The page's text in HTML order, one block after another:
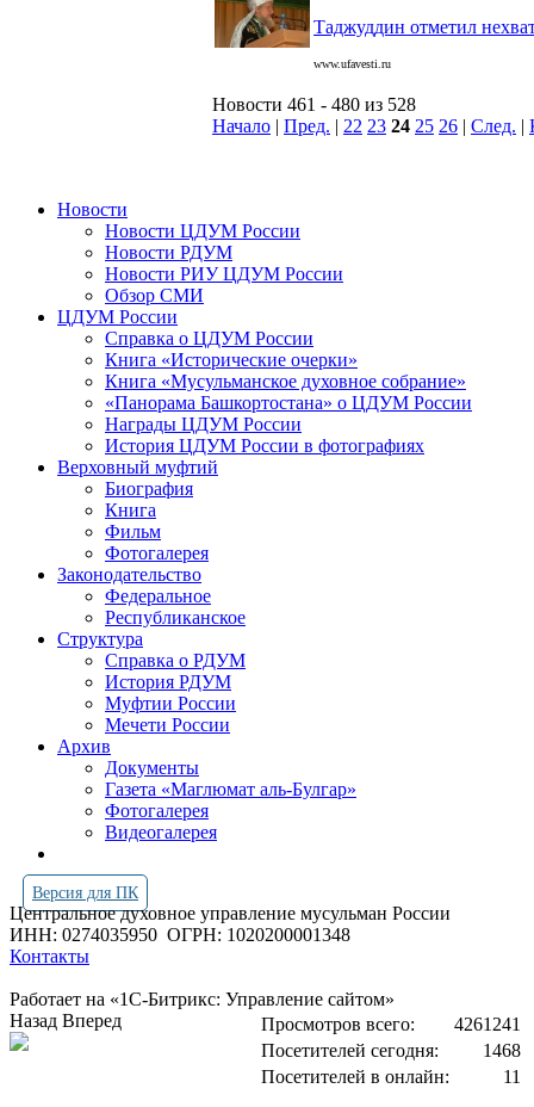
Таджуддин отметил
www.ufavesti.ru
Новости 461 - 480 из 528
Начало | Пред. | 22 23 24 25 26 | След. |
Новости
Новости ЦДУМ России
Новости РДУМ
Новости РИУ ЦДУМ России
Обзор СМИ
ЦДУМ России
Справка о ЦДУМ России
Книга «Исторические очерки»
Книга «Мусульманское духовное собрание»
«Панорама Башкортостана» о ЦДУМ России
Награды ЦДУМ России
История ЦДУМ России в фотографиях
Верховный муфтий
Биография
Книга
Фильм
Фотогалерея
Законодательство
Федеральное
Республиканское
Структура
Справка о РДУМ
История РДУМ
Муфтии России
Мечети России
Архив
Документы
Газета «Маглюмат аль-Булгар»
Фотогалерея
Видеогалерея
Версия для ПК
Центральное духовное управление мусульман России
ИНН: 0274035950 ОГРН: 1020200001348
Контакты
Работает на «1С-Битрикс: Управление сайтом»
Просмотров всего:
4261241
Посетителей сегодня:
1468
Посетителей в онлайн:
11
Назад Вперед